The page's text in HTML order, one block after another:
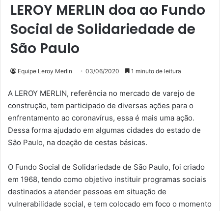
LEROY MERLIN doa ao Fundo
Social de Solidariedade de
São Paulo
Equipe Leroy Merlin 03/06/2020 1 minuto de leitura
A LEROY MERLIN, referência no mercado de varejo de
construção, tem participado de diversas ações para o
enfrentamento ao coronavírus, essa é mais uma ação.
Dessa forma ajudado em algumas cidades do estado de
São Paulo, na doação de cestas básicas.
O Fundo Social de Solidariedade de São Paulo, foi criado
em 1968, tendo como objetivo instituir programas sociais
destinados a atender pessoas em situação de
vulnerabilidade social, e tem colocado em foco o momento